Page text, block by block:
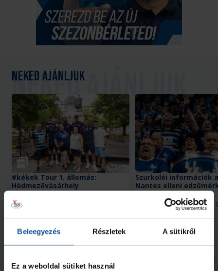
Beleegyezés Részletek A sütikről
Ez a weboldal sütiket használ
Neked ajánljuk
Galéria
Handball Family
#kékek Tour 1. állomás:
Hódmezővásárhely
Handball Family 2026. aug.
Szurkolói információk a
Nantes elleni
További friss hírek